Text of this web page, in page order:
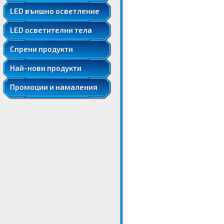
LED външно осветление
LED осветителни тела
Спрени продукти
LED ленти 5050
LED ленти 5050 RGB
LED ленти 5630
LED луни за вграждане
Най-нови продукти
Промоции и намаления